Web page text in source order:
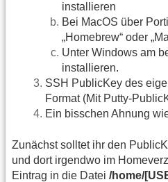
installieren
Bei MacOS über
„Homebrew“ oder
Unter Windows am
installieren.
SSH PublicKey des
Format (Mit Putty-
Ein bisschen Ahnung
Zunächst solltet ihr den
und dort irgendwo im
Eintrag in die Datei /home/